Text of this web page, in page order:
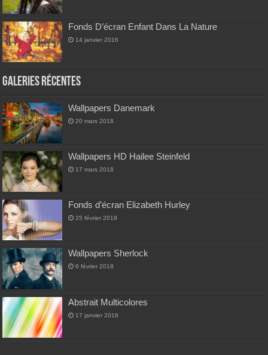
Fonds D’écran Enfant Dans La Nature
14 janvier 2016
Galeries Récentes
Wallpapers Danemark
20 mars 2018
Wallpapers HD Hailee Steinfeld
17 mars 2018
Fonds d’écran Elizabeth Hurley
25 février 2018
Wallpapers Sherlock
6 février 2018
Abstrait Multicolores
17 janvier 2018